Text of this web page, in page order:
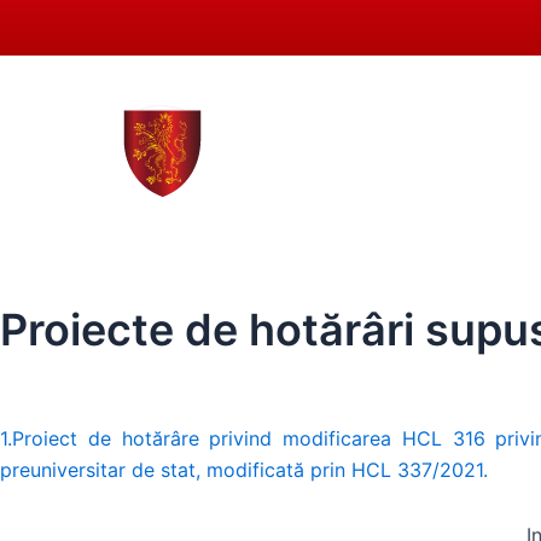
Proiecte de hotărâri
1.Proiect de hotărâre privind modificarea HCL 316
preuniversitar de stat, modificată prin HCL 337/2021.